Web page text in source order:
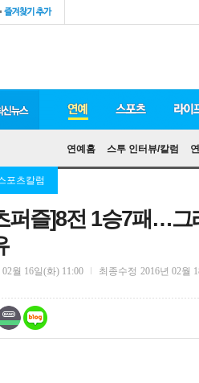
연예홈 스투 인터뷰/칼럼
포츠칼럼
퍼즐]8전 1승7패…
02월 16일(화) 11:00 최종수정 2016년 02월
0